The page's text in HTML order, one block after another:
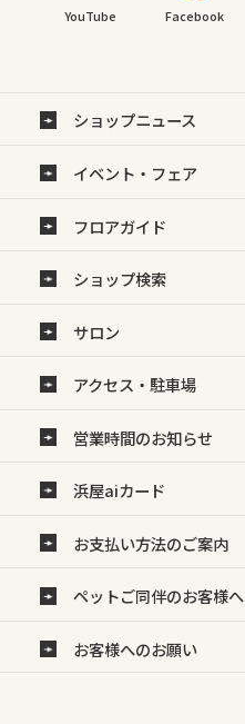
YouTube Facebook
ショップニュース
イベント・フェア
フロアガイド
ショップ検索
サロン
アクセス・駐車場
営業時間のお知らせ
浜屋aiカード
お支払い方法のご案内
ペットご同伴のお客様へ
お客様へのお願い